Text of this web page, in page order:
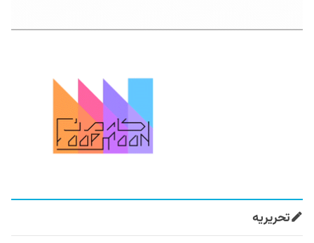
تحریریه